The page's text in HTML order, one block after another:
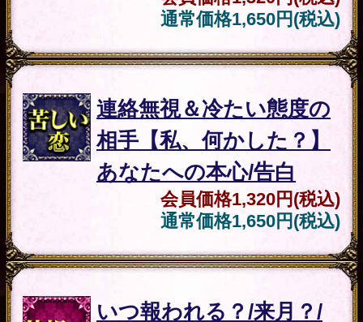
会員価格660円(税込)
通常価格880円(税込)
【私の将来どうなる？】
金運転機/成功/来年の財
会員価格1,320円(税込)
通常価格1,650円(税込)
死に際まで暴く【あなた
の生涯◆全レコード総解
会員価格
通常価格2,750円(税込)